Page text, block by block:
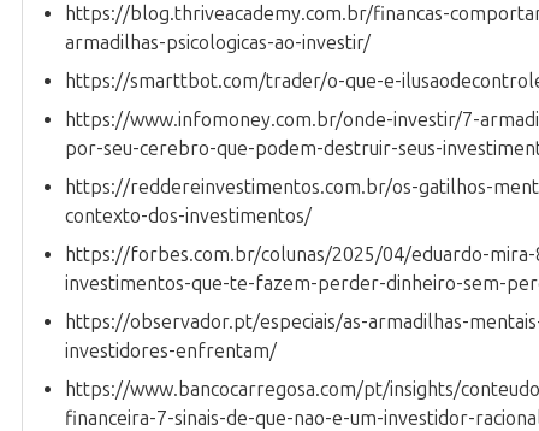
https://blog.thriveacademy.com.br/financas-
armadilhas-psicologicas-ao-investir/
https://smarttbot.com/trader/o-que-e-
https://www.infomoney.com.br/onde-investir/7-
por-seu-cerebro-que-podem-destruir-seus-
https://reddereinvestimentos.com.br/os-gatilhos-
contexto-dos-investimentos/
https://forbes.com.br/colunas/2025/04/eduardo-
investimentos-que-te-fazem-perder-dinheiro-sem-
https://observador.pt/especiais/as-armadilhas-
investidores-enfrentam/
https://www.bancocarregosa.com/pt/insights/
financeira-7-sinais-de-que-nao-e-um-investidor-